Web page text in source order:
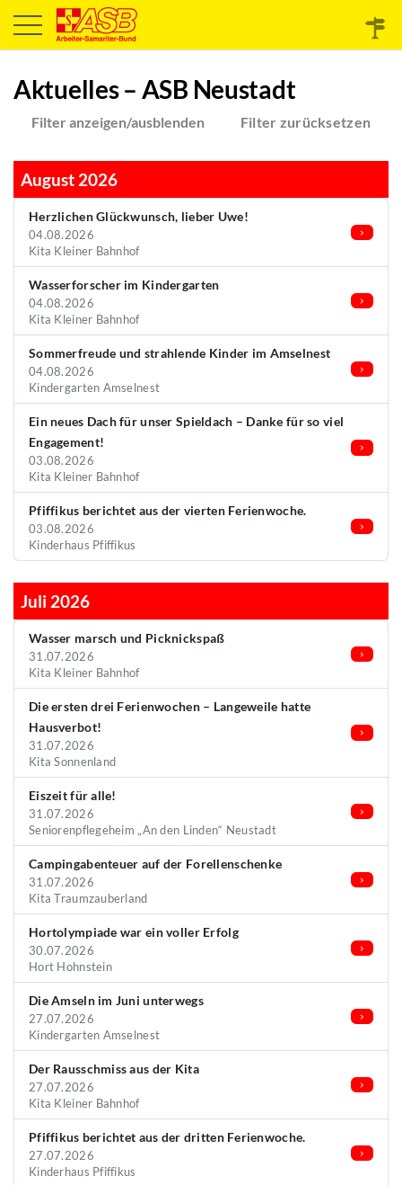
Aktuelles – ASB Neustadt
Filter anzeigen/ausblenden Filter zurücksetzen
August 2026
Herzlichen Glückwunsch, lieber Uwe!
04.08.2026
Kita Kleiner Bahnhof
Wasserforscher im Kindergarten
04.08.2026
Kita Kleiner Bahnhof
Sommerfreude und strahlende Kinder im Amselnest
04.08.2026
Kindergarten Amselnest
Ein neues Dach für unser Spieldach – Danke für so viel
Engagement!
03.08.2026
Kita Kleiner Bahnhof
Pfiffikus berichtet aus der vierten Ferienwoche.
03.08.2026
Kinderhaus Pfiffikus
Juli 2026
Wasser marsch und Picknickspaß
31.07.2026
Kita Kleiner Bahnhof
Die ersten drei Ferienwochen – Langeweile hatte
Hausverbot!
31.07.2026
Kita Sonnenland
Eiszeit für alle!
31.07.2026
Seniorenpflegeheim „An den Linden“ Neustadt
Campingabenteuer auf der Forellenschenke
31.07.2026
Kita Traumzauberland
Hortolympiade war ein voller Erfolg
30.07.2026
Hort Hohnstein
Die Amseln im Juni unterwegs
27.07.2026
Kindergarten Amselnest
Der Rausschmiss aus der Kita
27.07.2026
Kita Kleiner Bahnhof
Pfiffikus berichtet aus der dritten Ferienwoche.
27.07.2026
Kinderhaus Pfiffikus